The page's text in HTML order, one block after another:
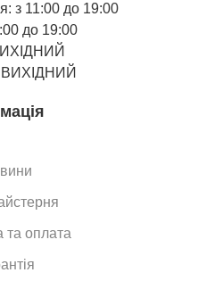
з 11:00 до 19:00
до 19:00
ВИХІДНИЙ
та оплата